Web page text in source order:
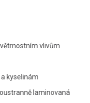
vlivům
kyselinám
laminovaná